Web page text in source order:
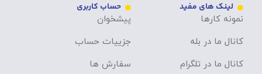
لینک های مفید
نمونه کارها
کانال ما در بله
کانال ما در تلگرام
حساب کاربری
پیشخوان
جزییات حساب
سفارش ها